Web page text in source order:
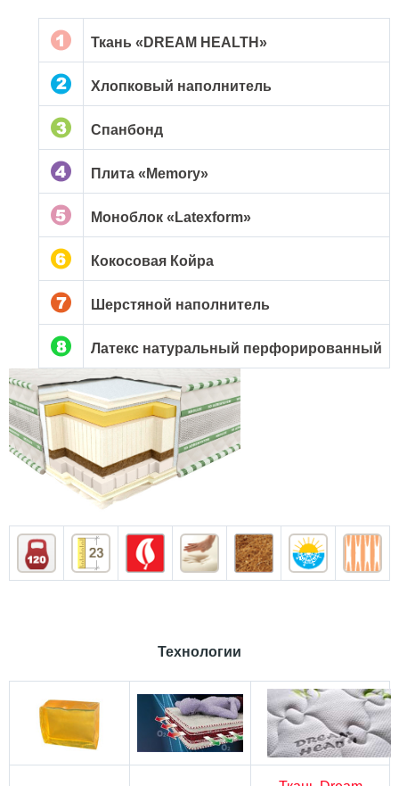
Ткань «DREAM HEALTH»
Хлопковый наполнитель
Спанбонд
Плита «Memory»
Моноблок «Latexform»
Кокосовая Койра
Шерстяной наполнитель
Латекс натуральный перфорированный
Технологии